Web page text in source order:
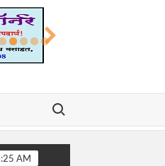
Search for:
आरोग्य आणि समाजकारणातील युगपुरुष
AM